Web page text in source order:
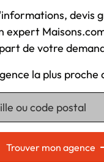
devis
expert
part de votre
la plus proche
Trouver mon agence